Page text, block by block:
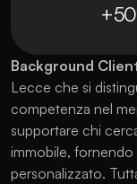
Background
Lecce che si
competenza nel
supportare chi
immobile, fornendo
personalizzato.